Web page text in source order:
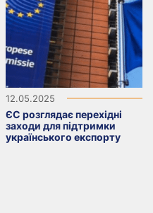
12.05.2025
ЄС розглядає перехідні
заходи для підтримки
українського експорту